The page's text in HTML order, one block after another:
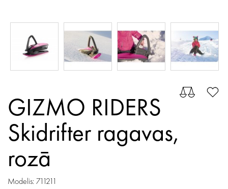
GIZMO RIDERS
Skidrifter ragavas,
rozā
Modelis: 711211